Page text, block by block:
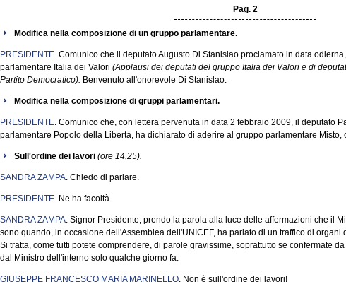
Pag. 2
Modifica nella composizione di un gruppo parlamentare.
PRESIDENTE. Comunico che il deputato Augusto Di Stanislao proclamato in data
parlamentare Italia dei Valori (Applausi dei deputati del gruppo Italia dei Valori e di
Partito Democratico). Benvenuto all'onorevole Di Stanislao.
Modifica nella composizione di gruppi parlamentari.
PRESIDENTE. Comunico che, con lettera pervenuta in data 2 febbraio 2009, il deputato
parlamentare Popolo della Libertà, ha dichiarato di aderire al gruppo parlamentare Misto,
Sull'ordine dei lavori (ore 14,25).
SANDRA ZAMPA. Chiedo di parlare.
PRESIDENTE. Ne ha facoltà.
SANDRA ZAMPA. Signor Presidente, prendo la parola alla luce delle affermazioni che il
sono quando, in occasione dell'Assemblea dell'UNICEF, ha parlato di un traffico di
Si tratta, come tutti potete comprendere, di parole gravissime, soprattutto se confermate
dal Ministro dell'interno solo qualche giorno fa.
GIUSEPPE FRANCESCO MARIA MARINELLO. Non è sull'ordine dei lavori!